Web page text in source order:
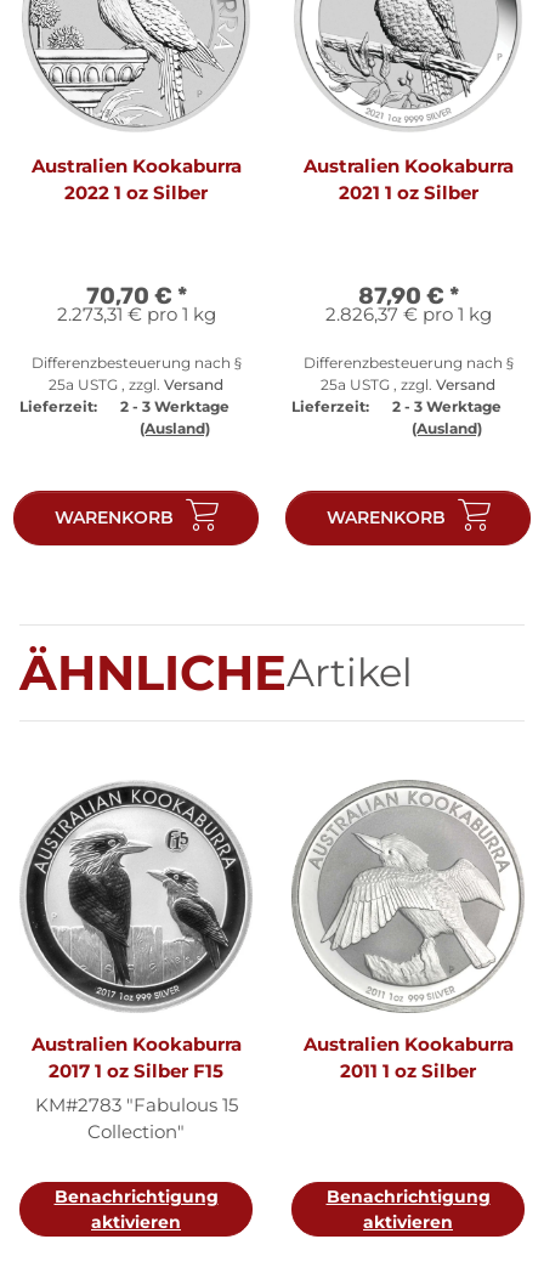
Australien Kookaburra
2022 1 oz Silber
70,70 € *
2.273,31 € pro 1 kg
Differenzbesteuerung nach §
25a USTG , zzgl. Versand
Lieferzeit:
2 - 3 Werktage
(Ausland)
WARENKORB
Australien Kookaburra
2021 1 oz Silber
87,90 € *
2.826,37 € pro 1 kg
Differenzbesteuerung nach §
25a USTG , zzgl. Versand
Lieferzeit:
2 - 3 Werktage
(Ausland)
WARENKORB
ÄHNLICHEArtikel
Australien Kookaburra
2017 1 oz Silber F15
KM#2783 "Fabulous 15
Collection"
Benachrichtigung
aktivieren
Australien Kookaburra
2011 1 oz Silber
Benachrichtigung
aktivieren